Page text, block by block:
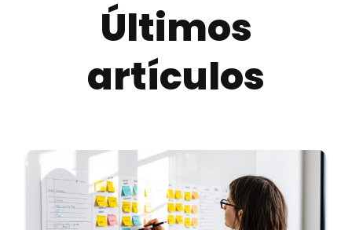
Últimos
artículos